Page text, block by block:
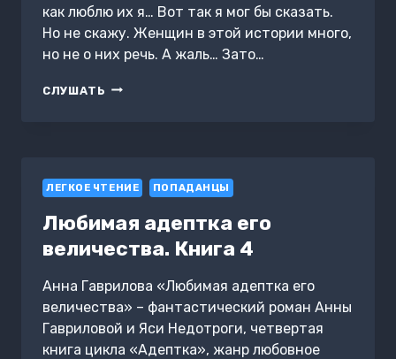
как люблю их я… Вот так я мог бы сказать.
Но не скажу. Женщин в этой истории много,
но не о них речь. А жаль… Зато…
СЛУШАТЬ УЧЕНИК
ЛЕГКОЕ ЧТЕНИЕ ПОПАДАНЦЫ
Любимая адептка его
величества. Книга 4
Анна Гаврилова «Любимая адептка его
величества» – фантастический роман Анны
Гавриловой и Яси Недотроги, четвертая
книга цикла «Адептка», жанр любовное